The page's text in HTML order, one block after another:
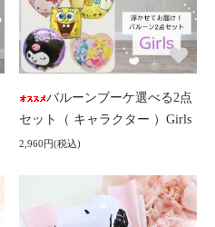
バルーンブーケ選べる2点
セット（ キャラクター ）Girls
2,960円(税込)